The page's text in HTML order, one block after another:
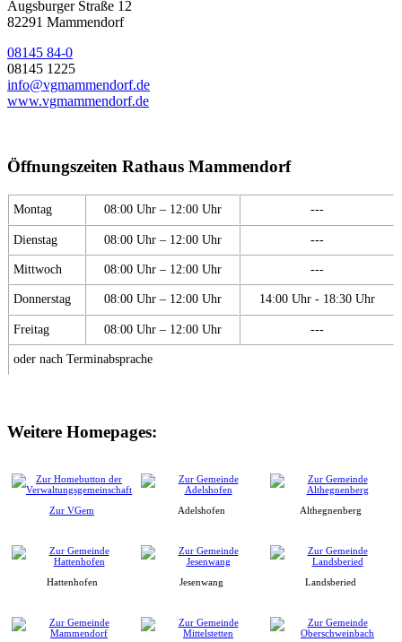
Augsburger Straße 12
82291 Mammendorf
08145 84-0
08145 1225
info@vgmammendorf.de
www.vgmammendorf.de
Öffnungszeiten Rathaus Mammendorf
Montag 08:00 Uhr – 12:00 Uhr ---
Dienstag 08:00 Uhr – 12:00 Uhr ---
Mittwoch 08:00 Uhr – 12:00 Uhr ---
Donnerstag 08:00 Uhr – 12:00 Uhr 14:00 Uhr - 18:30 Uhr
Freitag 08:00 Uhr – 12:00 Uhr ---
oder nach Terminabsprache
Weitere Homepages:
Zur VGem Adelshofen Althegnenberg
Hattenhofen Jesenwang Landsberied